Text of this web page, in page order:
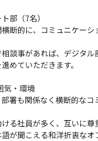
部（7名）
断的に、コミュニケーシ
談事があれば、デジタル
めていただきます。
気・環境
部署も関係なく横断的な
ける社員が多く、互いに尊
語が聞こえる和洋折衷な